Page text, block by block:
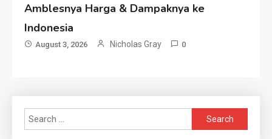
Amblesnya Harga & Dampaknya ke
Indonesia
August 3, 2026 Nicholas Gray 0
Search
for: